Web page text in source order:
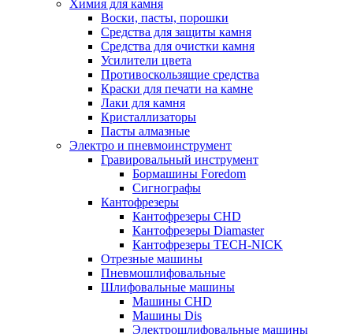
Химия для камня
Воски, пасты, порошки
Средства для защиты камня
Средства для очистки камня
Усилители цвета
Противоскользящие средства
Краски для печати на камне
Лаки для камня
Кристаллизаторы
Пасты алмазные
Электро и пневмоинструмент
Гравировальный инструмент
Бормашины Foredom
Сигнографы
Кантофрезеры
Кантофрезеры CHD
Кантофрезеры Diamaster
Кантофрезеры TECH-NICK
Отрезные машины
Пневмошлифовальные
Шлифовальные машины
Машины CHD
Машины Dis
Электрошлифовальные машины